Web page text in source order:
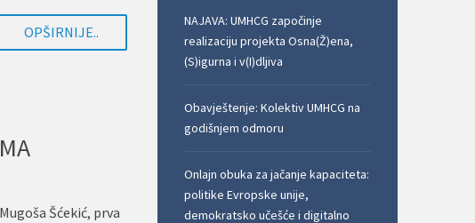
OPŠIRNIJE..
Šćekić, prva
NAJAVA: UMHCG započinje
realizaciju projekta Osna(Ž)ena,
(S)igurna i v(I)dljiva
Obavještenje: Kolektiv UMHCG na
godišnjem odmoru
Onlajn obuka za jačanje kapaciteta:
politike Evropske unije,
demokratsko učešće i digitalno